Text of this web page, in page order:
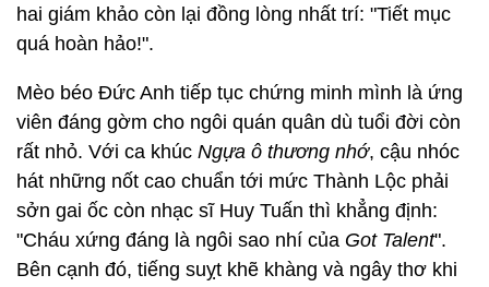
hai giám khảo còn lại đồng lòng nhất trí: "Tiết mục
quá hoàn hảo!".
Mèo béo Đức Anh tiếp tục chứng minh mình là ứng
viên đáng gờm cho ngôi quán quân dù tuổi đời còn
rất nhỏ. Với ca khúc Ngựa ô thương nhớ, cậu nhóc
hát những nốt cao chuẩn tới mức Thành Lộc phải
sởn gai ốc còn nhạc sĩ Huy Tuấn thì khẳng định:
"Cháu xứng đáng là ngôi sao nhí của Got Talent".
Bên cạnh đó, tiếng suỵt khẽ khàng và ngây thơ khi